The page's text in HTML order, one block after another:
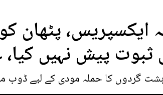
پٹھان
ثبوت پیش نہیں